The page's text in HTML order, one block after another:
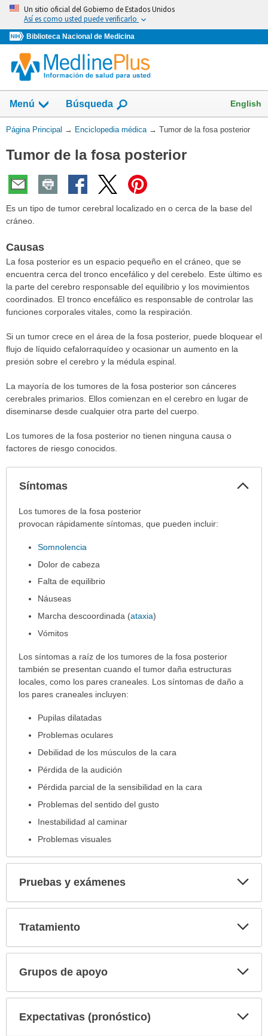
Omita
vaya
al
Contenido
Un sitio oficial del Gobierno de Estados Unidos
Así es como usted puede verificarlo
Biblioteca Nacional de Medicina
Menú Búsqueda English
Usted
aquí:
Página Principal → Enciclopedia médica → Tumor de la fosa posterior
Tumor de la fosa posterior
Es un tipo de tumor cerebral localizado en o cerca de la base del
cráneo.
Causas
La fosa posterior es un espacio pequeño en el cráneo, que se
encuentra cerca del tronco encefálico y del cerebelo. Este último es
la parte del cerebro responsable del equilibrio y los movimientos
coordinados. El tronco encefálico es responsable de controlar las
funciones corporales vitales, como la respiración.
Si un tumor crece en el área de la fosa posterior, puede bloquear el
flujo de líquido cefalorraquídeo y ocasionar un aumento en la
presión sobre el cerebro y la médula espinal.
La mayoría de los tumores de la fosa posterior son cánceres
cerebrales primarios. Ellos comienzan en el cerebro en lugar de
diseminarse desde cualquier otra parte del cuerpo.
Los tumores de la fosa posterior no tienen ninguna causa o
factores de riesgo conocidos.
Síntomas
Síntomas
extendido.
Los tumores de la fosa posterior
provocan rápidamente síntomas, que pueden incluir:
Somnolencia
Dolor de cabeza
Falta de equilibrio
Náuseas
Marcha descoordinada (ataxia)
Vómitos
Los síntomas a raíz de los tumores de la fosa posterior
también se presentan cuando el tumor daña estructuras
locales, como los pares craneales. Los síntomas de daño a
los pares craneales incluyen:
Pupilas dilatadas
Problemas oculares
Debilidad de los músculos de la cara
Pérdida de la audición
Pérdida parcial de la sensibilidad en la cara
Problemas del sentido del gusto
Inestabilidad al caminar
Problemas visuales
Pruebas y exámenes
Tratamiento
Grupos de apoyo
Expectativas (pronóstico)